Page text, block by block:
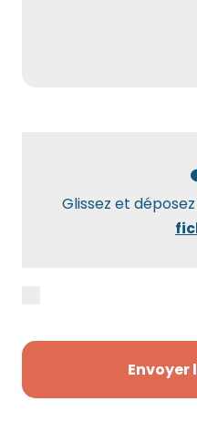
Glissez et
Envoyer